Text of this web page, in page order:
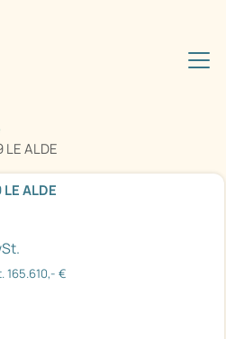
ALDE
ALDE
165.610,- €